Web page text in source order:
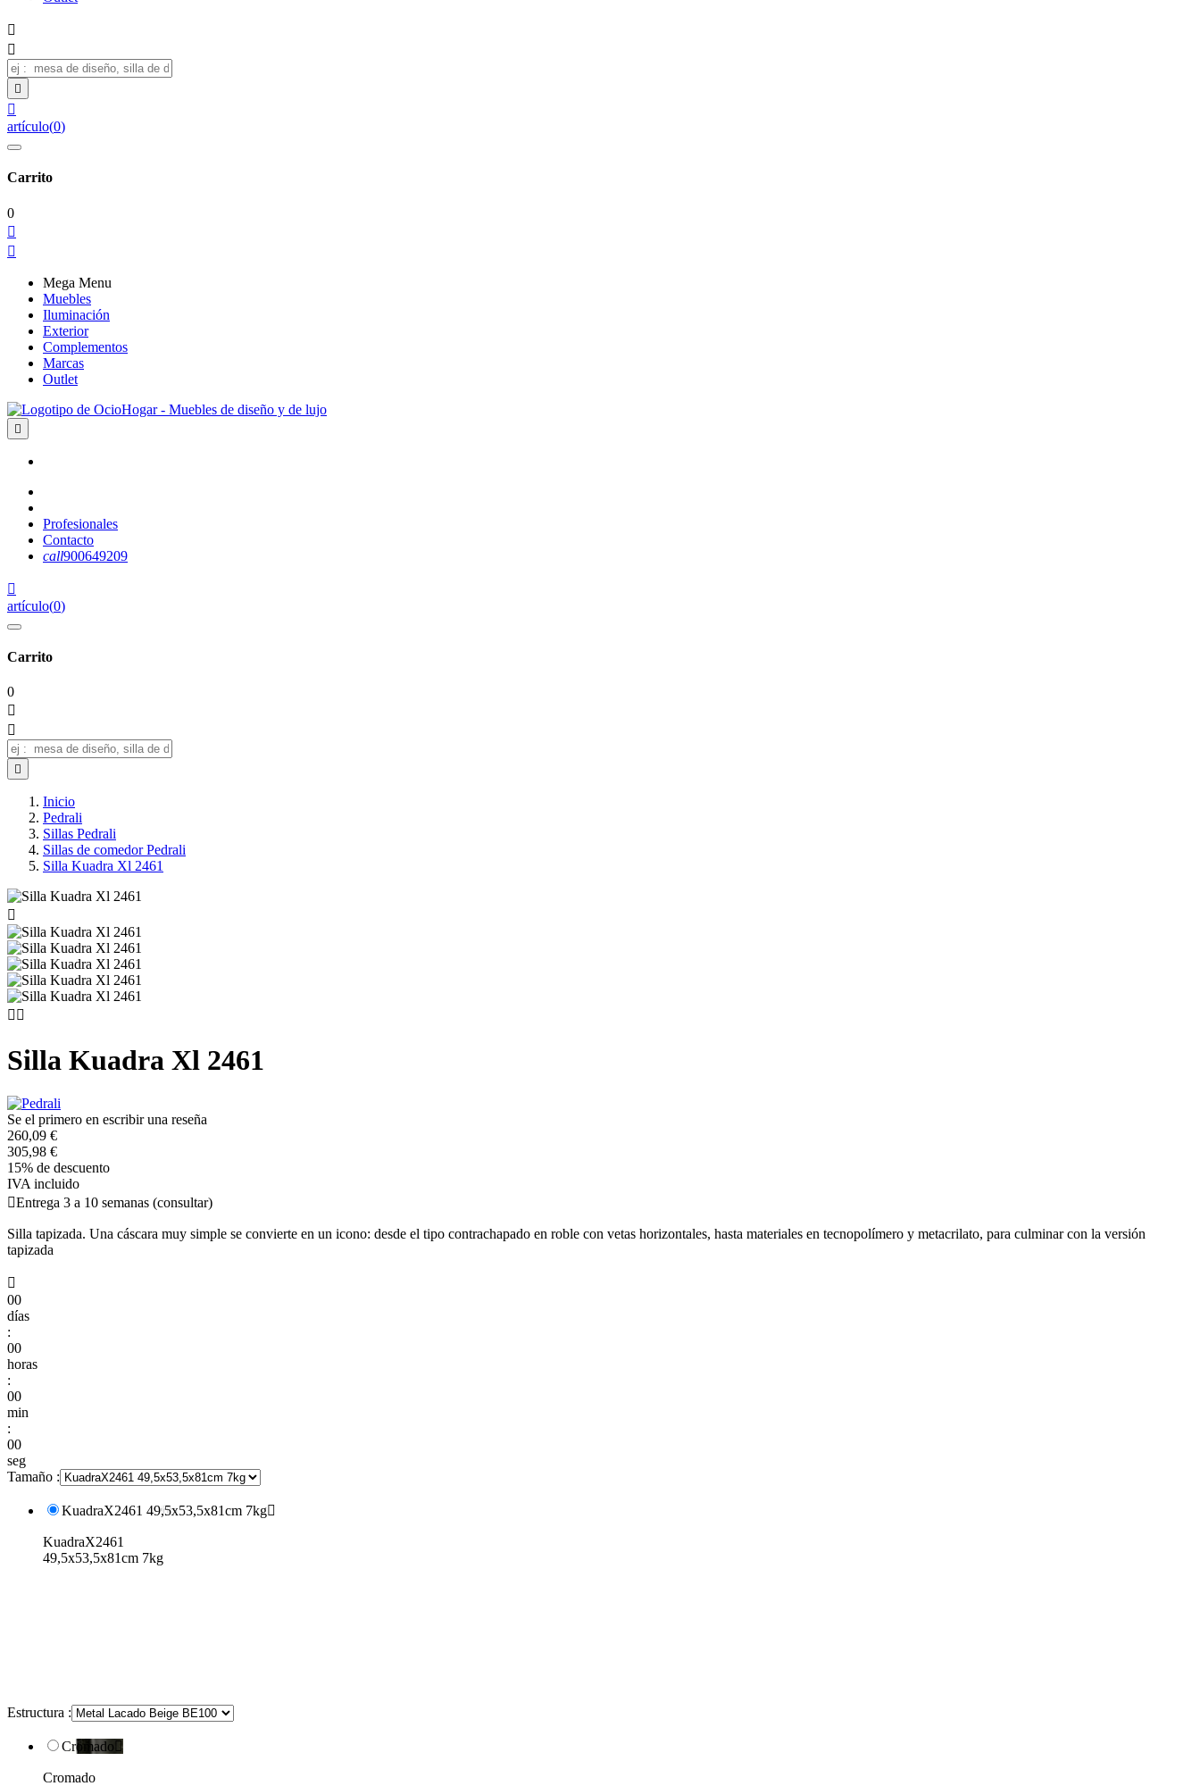




artículo(0)
Carrito
0


Mega Menu
Muebles
Iluminación
Exterior
Complementos
Marcas
Outlet

Profesionales
Contacto
call900649209

artículo(0)
Carrito
0



Inicio
Pedrali
Sillas Pedrali
Sillas de comedor Pedrali
Silla Kuadra Xl 2461

 
Silla Kuadra Xl 2461
Se el primero en escribir una reseña
260,09 €
305,98 €
15% de descuento
IVA incluido
Entrega 3 a 10 semanas (consultar)
Silla tapizada. Una cáscara muy simple se convierte en un icono: desde el tipo contrachapado en roble con vetas horizontales, hasta materiales en tecnopolímero y metacrilato, para culminar con la versión
tapizada

00
días
:
00
horas
:
00
min
:
00
seg
Tamaño :
KuadraX2461 49,5x53,5x81cm 7kg
KuadraX2461
49,5x53,5x81cm 7kg
Estructura :
Cromado 
Cromado